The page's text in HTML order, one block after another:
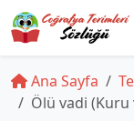
Ana Sayfa
Ölü vadi (Kuru